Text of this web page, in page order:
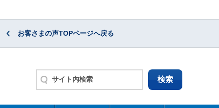
お客さまの声TOPページへ戻る